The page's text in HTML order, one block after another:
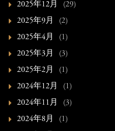
2025年12月
(29)
2025年9月
(2)
2025年4月
(1)
2025年3月
(3)
2025年2月
(1)
2024年12月
(1)
2024年11月
(3)
2024年8月
(1)